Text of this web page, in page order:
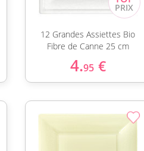
12 Grandes Assiettes Bio
Fibre de Canne 25 cm
4.95 €